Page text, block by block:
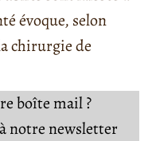
évoque, selon
chirurgie de
boîte mail ?
notre newsletter